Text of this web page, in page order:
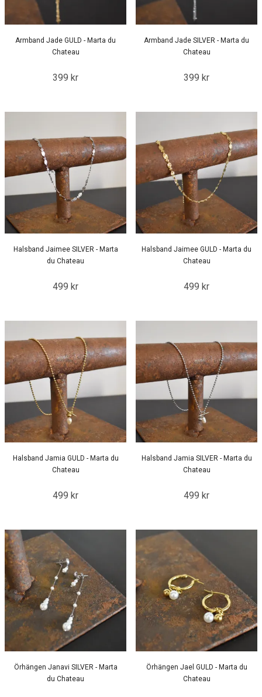
Armband Jade GULD - Marta du
Chateau
399 kr
Armband Jade SILVER - Marta du
Chateau
399 kr
Halsband Jaimee SILVER - Marta
du Chateau
499 kr
Halsband Jaimee GULD - Marta du
Chateau
499 kr
Halsband Jamia GULD - Marta du
Chateau
499 kr
Halsband Jamia SILVER - Marta du
Chateau
499 kr
Örhängen Janavi SILVER - Marta
du Chateau
Örhängen Jael GULD - Marta du
Chateau